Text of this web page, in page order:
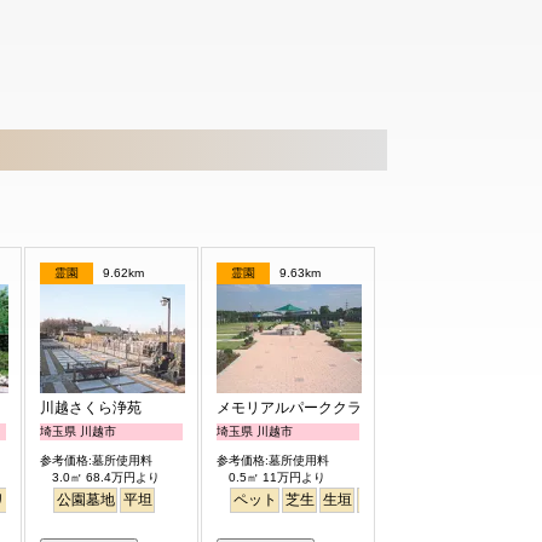
ン バリアフリー 明るい
霊園 9.62km
川越さくら浄苑
埼玉県 川越市
参考価格:墓所使用料
3.0㎡ 68.4万円より
公園墓地 平坦
霊園 9.63km
メモリアルパーククラウドむさし野
埼玉県 川越市
参考価格:墓所使用料
0.5㎡ 11万円より
ペット 芝生 生垣